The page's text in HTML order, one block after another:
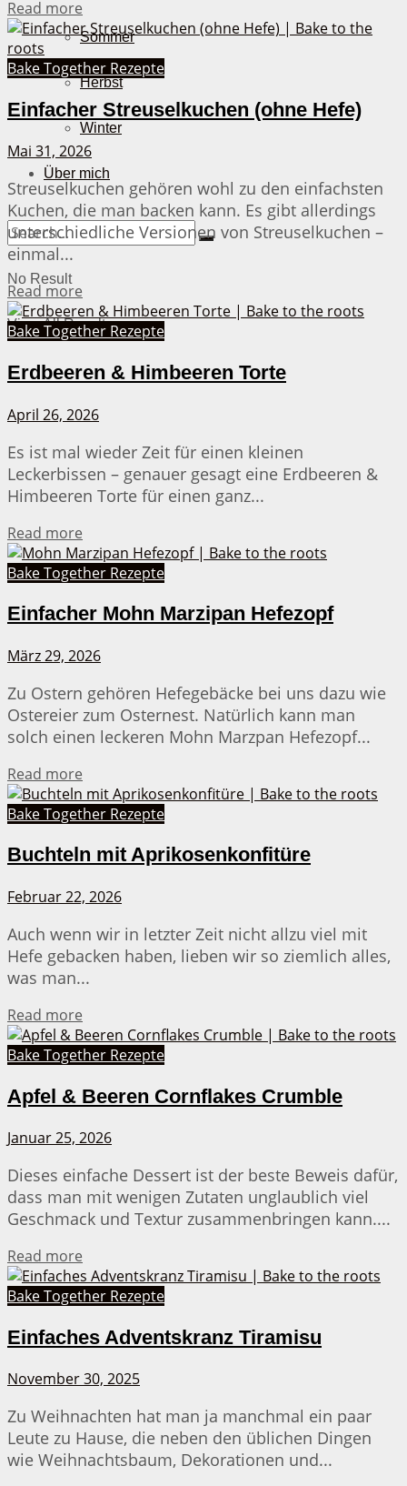
Sommer
Herbst
Winter
Über mich
No Result
View All Result
Read more
Bake Together Rezepte
Einfacher Streuselkuchen (ohne Hefe)
Mai 31, 2026
Streuselkuchen gehören wohl zu den einfachsten
Kuchen, die man backen kann. Es gibt allerdings
unterschiedliche Versionen von Streuselkuchen –
einmal...
Read more
Bake Together Rezepte
Erdbeeren & Himbeeren Torte
April 26, 2026
Es ist mal wieder Zeit für einen kleinen
Leckerbissen – genauer gesagt eine Erdbeeren &
Himbeeren Torte für einen ganz...
Read more
Bake Together Rezepte
Einfacher Mohn Marzipan Hefezopf
März 29, 2026
Zu Ostern gehören Hefegebäcke bei uns dazu wie
Ostereier zum Osternest. Natürlich kann man
solch einen leckeren Mohn Marzpan Hefezopf...
Read more
Bake Together Rezepte
Buchteln mit Aprikosenkonfitüre
Februar 22, 2026
Auch wenn wir in letzter Zeit nicht allzu viel mit
Hefe gebacken haben, lieben wir so ziemlich alles,
was man...
Read more
Bake Together Rezepte
Apfel & Beeren Cornflakes Crumble
Januar 25, 2026
Dieses einfache Dessert ist der beste Beweis dafür,
dass man mit wenigen Zutaten unglaublich viel
Geschmack und Textur zusammenbringen kann....
Read more
Bake Together Rezepte
Einfaches Adventskranz Tiramisu
November 30, 2025
Zu Weihnachten hat man ja manchmal ein paar
Leute zu Hause, die neben den üblichen Dingen
wie Weihnachtsbaum, Dekorationen und...